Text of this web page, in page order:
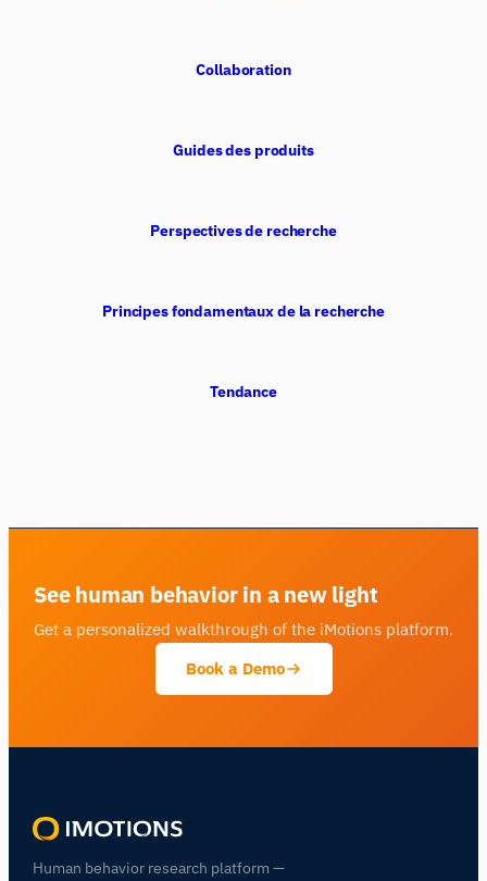
Collaboration
Guides des produits
Perspectives de recherche
Principes fondamentaux de la recherche
Tendance
See human behavior in a new light
Get a personalized walkthrough of the iMotions platform.
Book a Demo
Human behavior research platform —